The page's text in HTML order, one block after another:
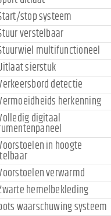
stop systeem
verstelbaar
multifunctioneel
sierstuk
detectie
herkenning
digitaal
in hoogte
verwarmd
hemelbekleding
waarschuwing systeem